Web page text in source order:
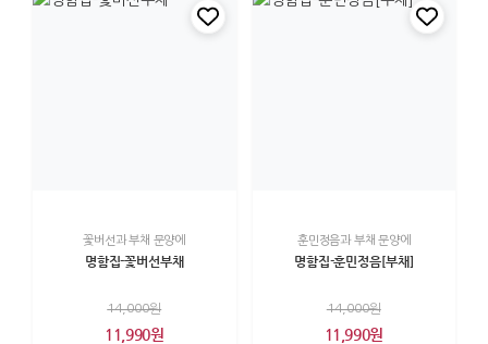
꽃버선과 부채 문양에
명함집-꽃버선부채
14,000원
11,990원
훈민정음과 부채 문양에
명함집-훈민정음[부채]
14,000원
11,990원